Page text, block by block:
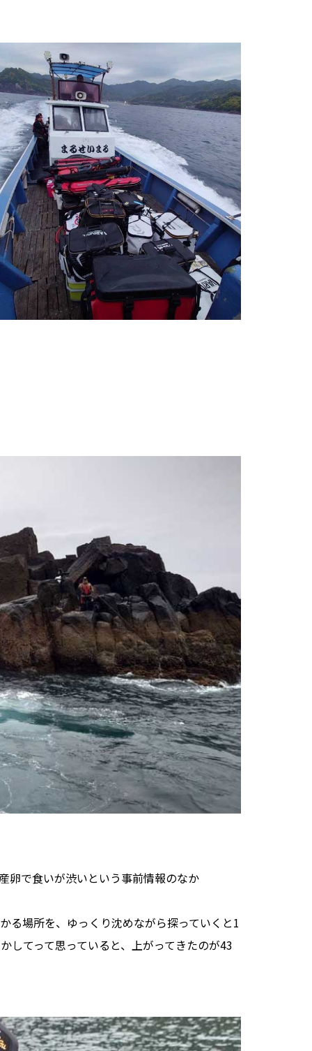
卵で食いが渋いという事前情報のなか
る場所を、ゆっくり沈めながら探っていくと1
してって思っていると、上がってきたのが43